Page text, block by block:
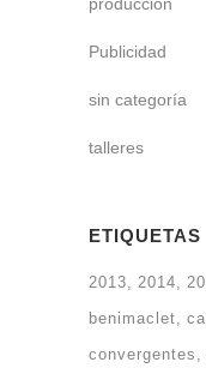
Publicidad
sin categoría
talleres
ETIQUETAS
2013 2014
benimaclet
convergentes